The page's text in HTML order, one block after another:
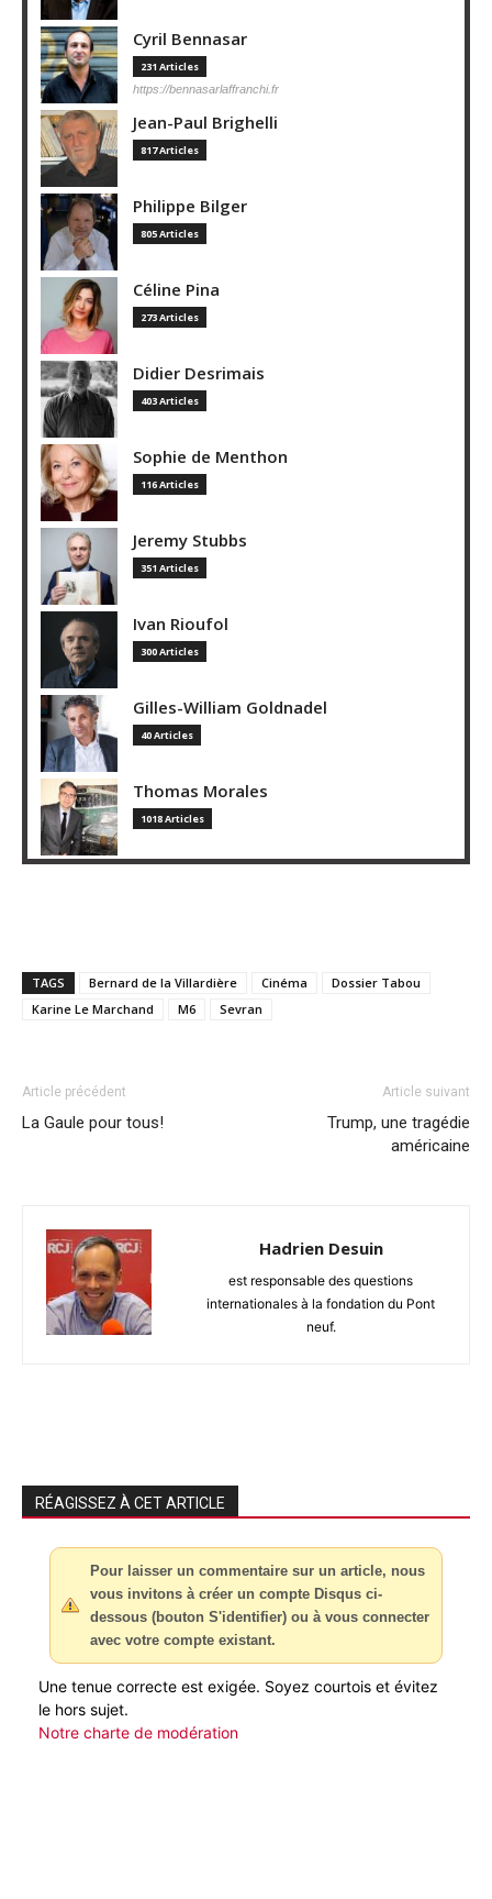
Cyril Bennasar
231 Articles
https://bennasarlaffranchi.fr
Jean-Paul Brighelli
817 Articles
Philippe Bilger
805 Articles
Céline Pina
273 Articles
Didier Desrimais
403 Articles
Sophie de Menthon
116 Articles
Jeremy Stubbs
351 Articles
Ivan Rioufol
300 Articles
Gilles-William Goldnadel
40 Articles
Thomas Morales
1018 Articles
TAGS Bernard de la Villardière Cinéma
Dossier Tabou
Karine Le Marchand
M6 Sevran
Article précédent
La Gaule pour tous!
Article suivant
Trump, une tragédie
américaine
Hadrien Desuin
est responsable des questions
internationales à la fondation du Pont
neuf.
RÉAGISSEZ À CET ARTICLE
Pour laisser un commentaire sur un article, nous
vous invitons à créer un compte Disqus ci-
dessous (bouton S'identifier) ou à vous connecter
avec votre compte existant.
Une tenue correcte est exigée. Soyez courtois et évitez
le hors sujet.
Notre charte de modération